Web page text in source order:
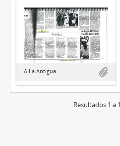
A La Antigua
Resultados 1 a